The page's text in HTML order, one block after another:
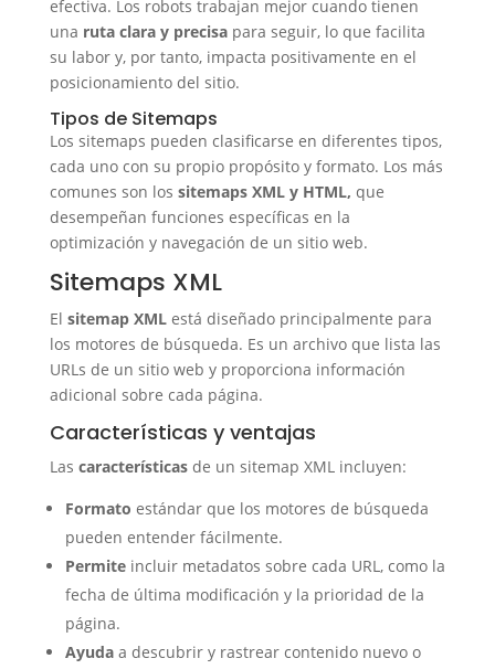
efectiva. Los robots trabajan mejor cuando tienen
una ruta clara y precisapara seguir, lo que facilita
su labor y, por tanto, impacta positivamente en el
posicionamiento del sitio.
Tipos de Sitemaps
Los sitemaps pueden clasificarse en diferentes tipos,
cada uno con su propio propósito y formato. Los más
comunes son los sitemaps XML y HTML, que
desempeñan funciones específicas en la
optimización y navegación de un sitio web.
Sitemaps XML
El sitemap XMLestá diseñado principalmente para
los motores de búsqueda. Es un archivo que lista las
URLs de un sitio web y proporciona información
adicional sobre cada página.
Características y ventajas
Las característicasde un sitemap XML incluyen:
Formato estándar que los motores de búsqueda
pueden entender fácilmente.
Permiteincluir metadatos sobre cada URL, como la
fecha de última modificación y la prioridad de la
página.
Ayudaa descubrir y rastrear contenido nuevo o